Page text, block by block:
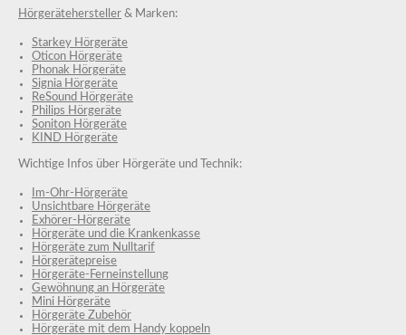
Hörgerätehersteller & Marken:
Starkey Hörgeräte
Oticon Hörgeräte
Phonak Hörgeräte
Signia Hörgeräte
ReSound Hörgeräte
Philips Hörgeräte
Soniton Hörgeräte
KIND Hörgeräte
Wichtige Infos über Hörgeräte und Technik:
Im-Ohr-Hörgeräte
Unsichtbare Hörgeräte
Exhörer-Hörgeräte
Hörgeräte und die Krankenkasse
Hörgeräte zum Nulltarif
Hörgerätepreise
Hörgeräte-Ferneinstellung
Gewöhnung an Hörgeräte
Mini Hörgeräte
Hörgeräte Zubehör
Hörgeräte mit dem Handy koppeln